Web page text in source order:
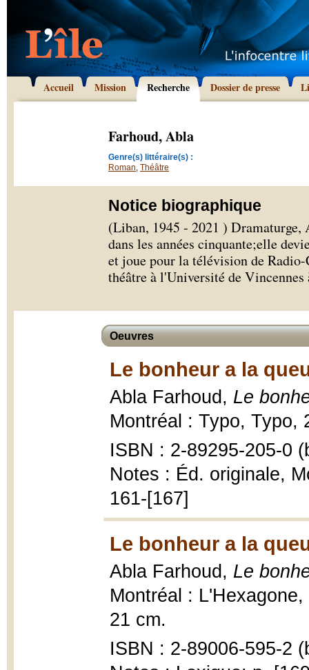
Accueil Mission Recherche Dossier de presse
Farhoud, Abla
Genre(s) littéraire(s) :
Roman, Théâtre
Notice biographique
(Liban, 1945 - 2021 )
dans les années cinquante;elle
et joue pour la télévision de
théâtre à l'Université de
Oeuvres
Le bonheur a la
Abla Farhoud, Le
Montréal : Typo, Typo,
ISBN : 2-89295-205-0
Notes : Éd. originale,
161-[167]
Le bonheur a la
Abla Farhoud, Le
Montréal :
21 cm.
ISBN : 2-89006-595-2